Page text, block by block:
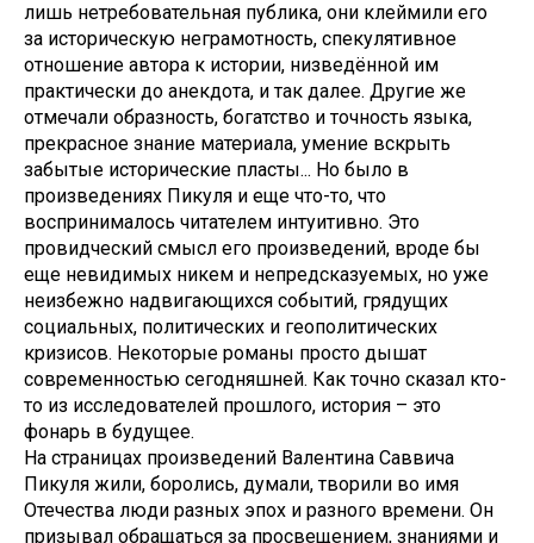
лишь нетребовательная публика, они клеймили его
за историческую неграмотность, спекулятивное
отношение автора к истории, низведённой им
практически до анекдота, и так далее. Другие же
отмечали образность, богатство и точность языка,
прекрасное знание материала, умение вскрыть
забытые исторические пласты... Но было в
произведениях Пикуля и еще что-то, что
воспринималось читателем интуитивно. Это
провидческий смысл его произведений, вроде бы
еще невидимых никем и непредсказуемых, но уже
неизбежно надвигающихся событий, грядущих
социальных, политических и геополитических
кризисов. Некоторые романы просто дышат
современностью сегодняшней. Как точно сказал кто-
то из исследователей прошлого, история – это
фонарь в будущее.
На страницах произведений Валентина Саввича
Пикуля жили, боролись, думали, творили во имя
Отечества люди разных эпох и разного времени. Он
призывал обращаться за просвещением, знаниями и